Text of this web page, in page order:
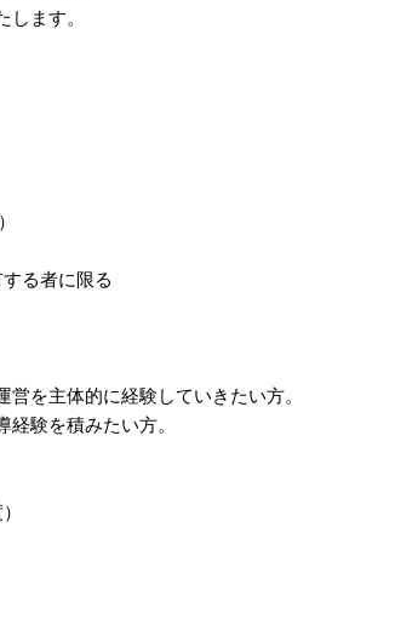
ます。
る者に限る
を主体的に経験していきたい方。
験を積みたい方。